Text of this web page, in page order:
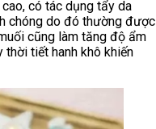
có tác dụng tẩy da
chóng do đó thường được
cũng làm tăng độ ẩm
thời tiết hanh khô khiến